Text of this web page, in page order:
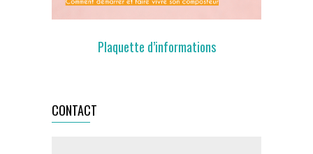
Plaquette d’informations
CONTACT